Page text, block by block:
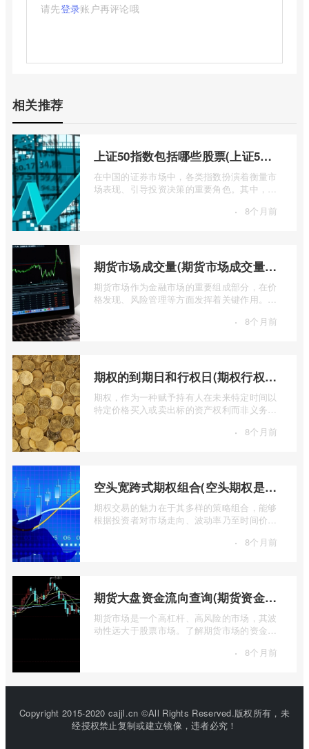
请先登录账户再评论哦
相关推荐
上证50指数包括哪些股票(上证50指数包含哪些股票)
在中国的证券市场中，各类指数扮演着衡量市
场表现、引导投资决策的重要角色。其中，上
· 8个月前
期货市场成交量(期货市场成交量萎缩)
期货市场作为金融市场的重要组成部分，在价
格发现、风险管理等方面发挥着关键作用。近
· 8个月前
期权的到期日和行权日(期权行权日到期虚值期权都将清零)
期权，作为一种赋予持有人在未来特定时间以
特定价格买入或卖出标的资产权利而非义务的
· 8个月前
空头宽跨式期权组合(空头期权是什么意思)
期权交易的魅力在于其多样的策略组合，能够
根据投资者对市场走向、波动率乃至时间价值
· 8个月前
期货大盘资金流向查询(期货资金流向查询)
期货市场是一个高杠杆、高风险的市场，其波
动性远大于股票市场。了解期货市场的资金流
· 8个月前
Copyright 2015-2020 cajjl.cn ©All Rights Reserved.版权所有，未
经授权禁止复制或建立镜像，违者必究！